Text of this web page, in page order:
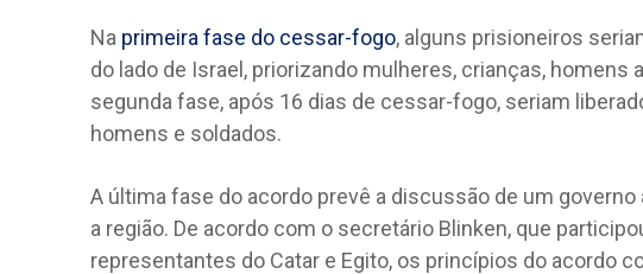
Na primeira fase do cessar-fogo, alguns prisioneiros
do lado de Israel, priorizando mulheres, crianças, homens
segunda fase, após 16 dias de cessar-fogo, seriam
homens e soldados.
A última fase do acordo prevê a discussão de um
a região. De acordo com o secretário Blinken, que
representantes do Catar e Egito, os princípios do acordo